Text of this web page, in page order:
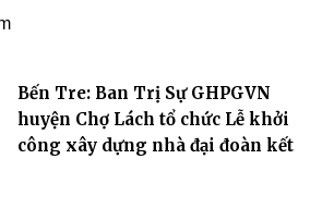
Bến Tre: Ban Trị Sự GHPGVN
huyện Chợ Lách tổ chức Lễ khởi
công xây dựng nhà đại đoàn kết